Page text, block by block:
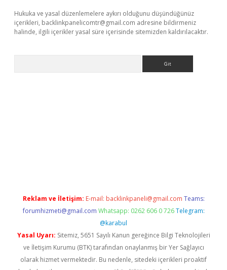
Hukuka ve yasal düzenlemelere aykırı olduğunu düşündüğünüz
içerikleri, backlinkpanelicomtr@gmail.com adresine bildirmeniz
halinde, ilgili içerikler yasal süre içerisinde sitemizden kaldırılacaktır.
Reklam ve İletişim: E-mail: backlinkpaneli@gmail.com Teams:
forumhizmeti@gmail.com Whatsapp: 0262 606 0 726 Telegram:
@karabul
Yasal Uyarı: Sitemiz, 5651 Sayılı Kanun gereğince Bilgi Teknolojileri
ve İletişim Kurumu (BTK) tarafından onaylanmış bir Yer Sağlayıcı
olarak hizmet vermektedir. Bu nedenle, sitedeki içerikleri proaktif